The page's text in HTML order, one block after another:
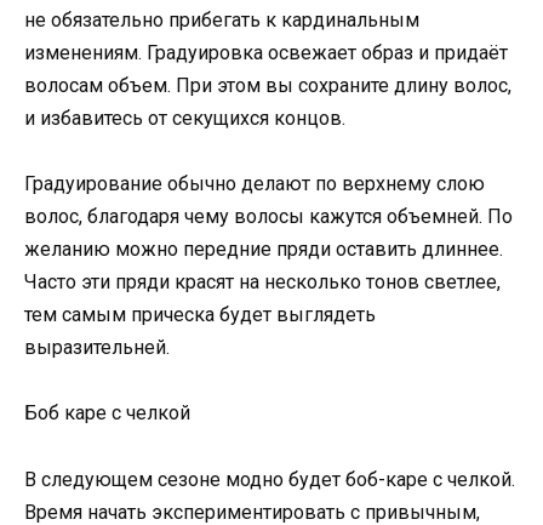
не обязательно прибегать к кардинальным
изменениям. Градуировка освежает образ и придаёт
волосам объем. При этом вы сохраните длину волос,
и избавитесь от секущихся концов.
Градуирование обычно делают по верхнему слою
волос, благодаря чему волосы кажутся объемней. По
желанию можно передние пряди оставить длиннее.
Часто эти пряди красят на несколько тонов светлее,
тем самым прическа будет выглядеть
выразительней.
Боб каре с челкой
В следующем сезоне модно будет боб-каре с челкой.
Время начать экспериментировать с привычным,